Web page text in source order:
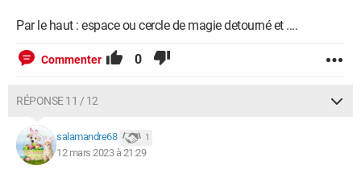
Par le haut : espace ou cercle de magie detourné et ....
Commenter 0
RÉPONSE 11 / 12
salamandre68 1
12 mars 2023 à 21:29